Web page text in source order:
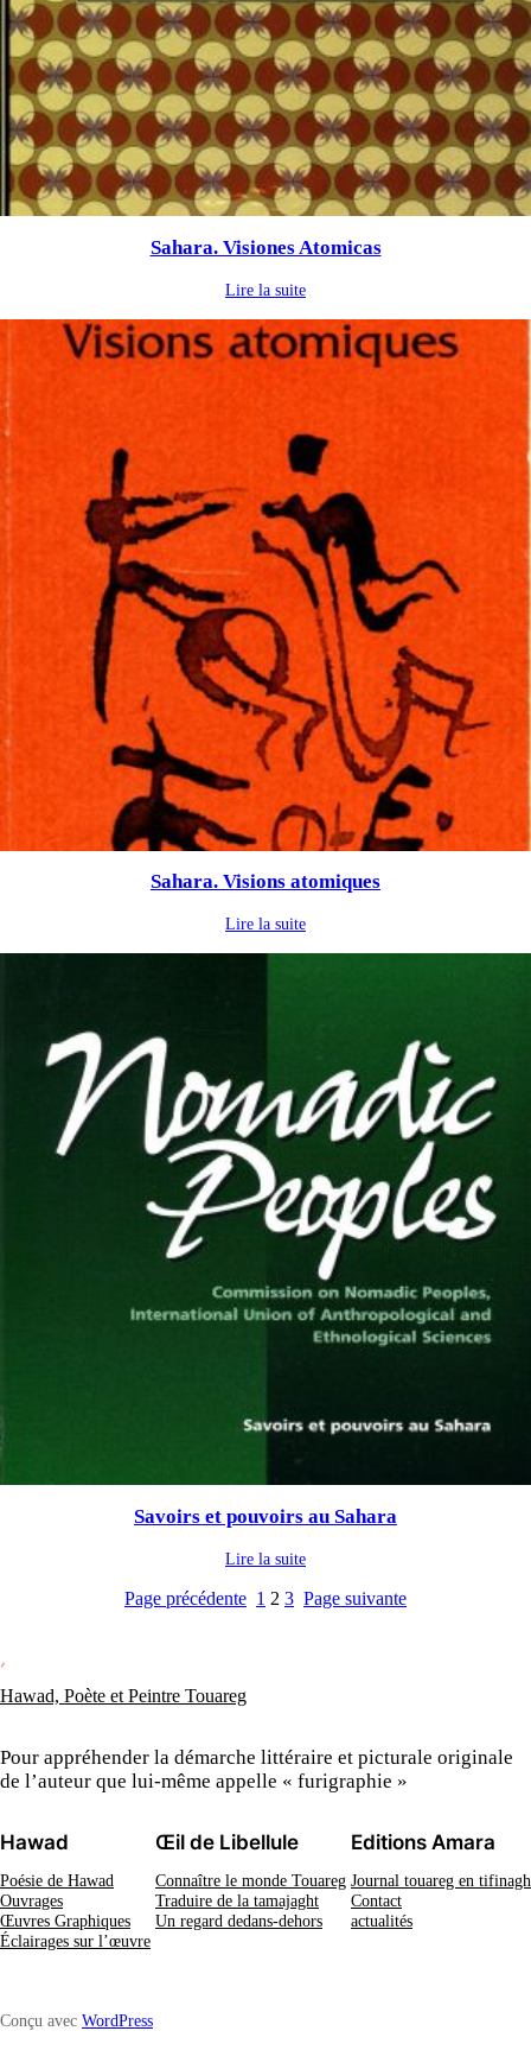
Sahara. Visiones Atomicas
Lire la suite
Sahara. Visions atomiques
Lire la suite
Savoirs et pouvoirs au Sahara
Lire la suite
Page précédente 1 2 3 Page suivante
Hawad, Poète et Peintre Touareg
Pour appréhender la démarche littéraire et picturale originale
de l’auteur que lui-même appelle « furigraphie »
Hawad
Poésie de Hawad
Ouvrages
Œuvres Graphiques
Éclairages sur l’œuvre
Œil de Libellule
Connaître le monde Touareg
Traduire de la tamajaght
Un regard dedans-dehors
Editions Amara
Journal touareg en tifinagh
Contact
actualités
Conçu avec WordPress